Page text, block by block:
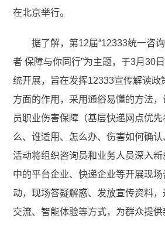
在北京举行。
据了解，第12届“12333统一咨
者 保障与你同行”为主题，于3月30
统开展，旨在发挥12333宣传解读政
方面的作用，采用通俗易懂的方法
员职业伤害保障（基层快递网点优
么、谁适用、怎么办、伤害如何确认
活动将组织咨询员和业务人员深入
中的平台企业、快递企业等开展现
动，现场答疑解惑、发放宣传资料
交流、智能体验等方式，为群众提